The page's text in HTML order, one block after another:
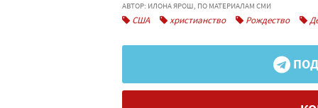
АВТОР: ИЛОНА ЯРОШ, ПО МАТЕРИАЛАМ СМИ
США христианство Рождество